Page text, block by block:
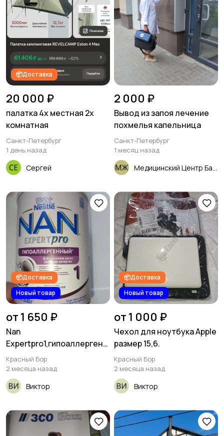
📦Доставка
20 000 ₽
палатка 4х местная 2х
комнатная
Санкт-Петербург
1 день назад
Сергей
2 000 ₽
Вывод из запоя лечение
похмелья капельница
Санкт-Петербург
1 месяц назад
📦Доставка
Новый товар
от 1 650 ₽
Nan
Expertpro1,гипоаллергенн
ый 800грамм
Красный Бор
2 месяца назад
Виктор
📦Доставка
Новый товар
от 1 000 ₽
Чехол для ноутбука Apple
размер 15,6.
Красный Бор
2 месяца назад
Виктор